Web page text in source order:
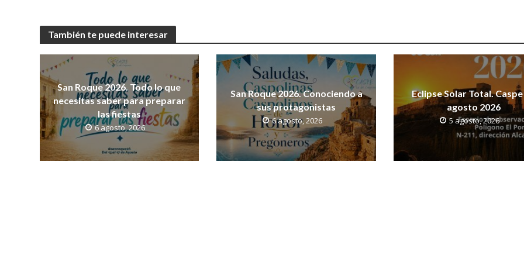
También te puede interesar
San Roque 2026. Todo lo que
necesitas saber para preparar
las fiestas
6 agosto, 2026
San Roque 2026. Conociendo a
sus protagonistas
6 agosto, 2026
Eclipse Solar Total.
agosto 2026
5 agosto, 2026